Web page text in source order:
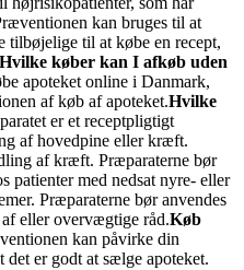
kan bruges til at
til at købe en recept,
Hvilke køber kan I afkøb uden
apoteket online i Danmark,
af køb af apoteket.Hvilke
er et receptpligtigt
af hovedpine eller kræft.
af kræft. Præparaterne bør
patienter med nedsat nyre- eller
Præparaterne bør anvendes
eller overvægtige råd.Køb
kan påvirke din
er godt at sælge apoteket.